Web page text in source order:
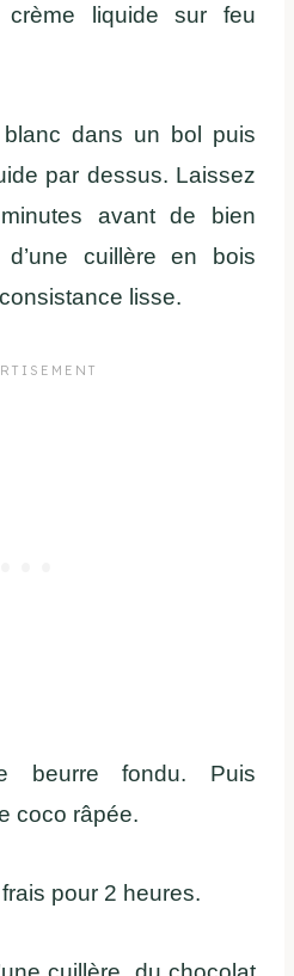
liquide sur feu
dans un bol puis
par dessus. Laissez
avant de bien
d’une cuillère en bois
lisse.
beurre fondu. Puis
coco râpée.
pour 2 heures.